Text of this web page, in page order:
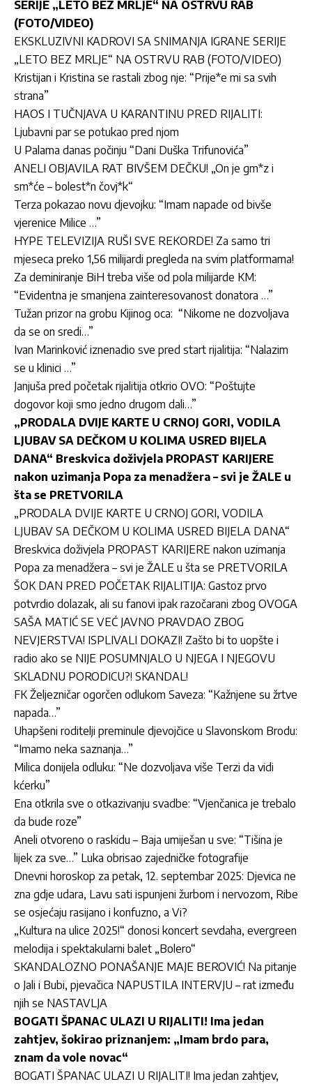
SERIJE „LETO BEZ MRLJE“ NA OSTRVU RAB
(FOTO/VIDEO)
EKSKLUZIVNI KADROVI SA SNIMANJA IGRANE SERIJE
„LETO BEZ MRLJE“ NA OSTRVU RAB (FOTO/VIDEO)
Kristijan i Kristina se rastali zbog nje: “Prije*e mi sa svih
strana”
HAOS I TUČNJAVA U KARANTINU PRED RIJALITI:
Ljubavni par se potukao pred njom
U Palama danas počinju “Dani Duška Trifunovića”
ANELI OBJAVILA RAT BIVŠEM DEČKU! „On je gm*z i
sm*će – bolest*n čovj*k“
Terza pokazao novu djevojku: “Imam napade od bivše
vjerenice Milice …”
HYPE TELEVIZIJA RUŠI SVE REKORDE! Za samo tri
mjeseca preko 1,56 milijardi pregleda na svim platformama!
Za deminiranje BiH treba više od pola milijarde KM:
“Evidentna je smanjena zainteresovanost donatora …”
Tužan prizor na grobu Kijinog oca: “Nikome ne dozvoljava
da se on sredi…”
Ivan Marinković iznenadio sve pred start rijalitija: “Nalazim
se u klinici …”
Janjuša pred početak rijalitija otkrio OVO: “Poštujte
dogovor koji smo jedno drugom dali…”
„PRODALA DVIJE KARTE U CRNOJ GORI, VODILA
LJUBAV SA DEČKOM U KOLIMA USRED BIJELA
DANA“ Breskvica doživjela PROPAST KARIJERE
nakon uzimanja Popa za menadžera – svi je ŽALE u
šta se PRETVORILA
„PRODALA DVIJE KARTE U CRNOJ GORI, VODILA
LJUBAV SA DEČKOM U KOLIMA USRED BIJELA DANA“
Breskvica doživjela PROPAST KARIJERE nakon uzimanja
Popa za menadžera – svi je ŽALE u šta se PRETVORILA
ŠOK DAN PRED POČETAK RIJALITIJA: Gastoz prvo
potvrdio dolazak, ali su fanovi ipak razočarani zbog OVOGA
SAŠA MATIĆ SE VEĆ JAVNO PRAVDAO ZBOG
NEVJERSTVA! ISPLIVALI DOKAZI! Zašto bi to uopšte i
radio ako se NIJE POSUMNJALO U NJEGA I NJEGOVU
SKLADNU PORODICU?! SKANDAL!
FK Željezničar ogorčen odlukom Saveza: “Kažnjene su žrtve
napada…”
Uhapšeni roditelji preminule djevojčice u Slavonskom Brodu:
“Imamo neka saznanja…”
Milica donijela odluku: “Ne dozvoljava više Terzi da vidi
kćerku”
Ena otkrila sve o otkazivanju svadbe: “Vjenčanica je trebalo
da bude roze”
Aneli otvoreno o raskidu – Baja umiješan u sve: “Tišina je
lijek za sve…” Luka obrisao zajedničke fotografije
Dnevni horoskop za petak, 12. septembar 2025: Djevica ne
zna gdje udara, Lavu sati ispunjeni žurbom i nervozom, Ribe
se osjećaju rasijano i konfuzno, a Vi?
„Kultura na ulice 2025!“ donosi koncert sevdaha, evergreen
melodija i spektakularni balet „Bolero“
SKANDALOZNO PONAŠANJE MAJE BEROVIĆ! Na pitanje
o Jali i Bubi, pjevačica NAPUSTILA INTERVJU – rat između
njih se NASTAVLJA
BOGATI ŠPANAC ULAZI U RIJALITI! Ima jedan
zahtjev, šokirao priznanjem: „Imam brdo para,
znam da vole novac“
BOGATI ŠPANAC ULAZI U RIJALITI! Ima jedan zahtjev,